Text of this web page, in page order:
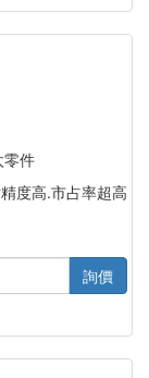
零件
度高.市占率超高
詢價